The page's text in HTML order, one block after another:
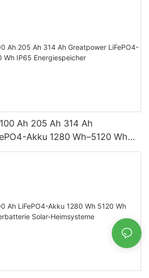
Ah 205 Ah 314 Ah
Akku 1280 Wh–5120 Wh